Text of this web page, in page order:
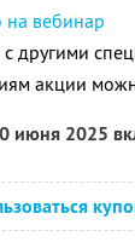
на вебинар
с другими
акции
июня 2025